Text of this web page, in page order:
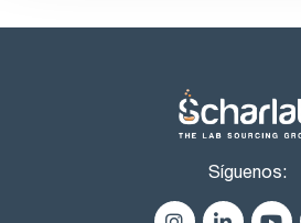
Síguenos: